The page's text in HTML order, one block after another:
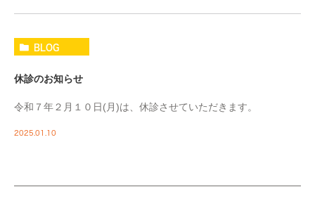
BLOG
休診のお知らせ
令和７年２月１０日(月)は、休診させていただきます。
2025.01.10